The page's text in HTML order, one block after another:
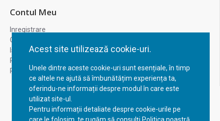
Acest site utilizează cookie-uri.
Unele dintre aceste cookie-uri sunt esențiale, în timp
ce altele ne ajută să îmbunătățim experiența ta,
oferindu-ne informații despre modul în care este
utilizat site-ul.
Pentru informații detaliate despre cookie-urile pe
Contul Meu
Inregistrare
Contul meu
Istoric comenzi
Recuperare parola
Returnare produs